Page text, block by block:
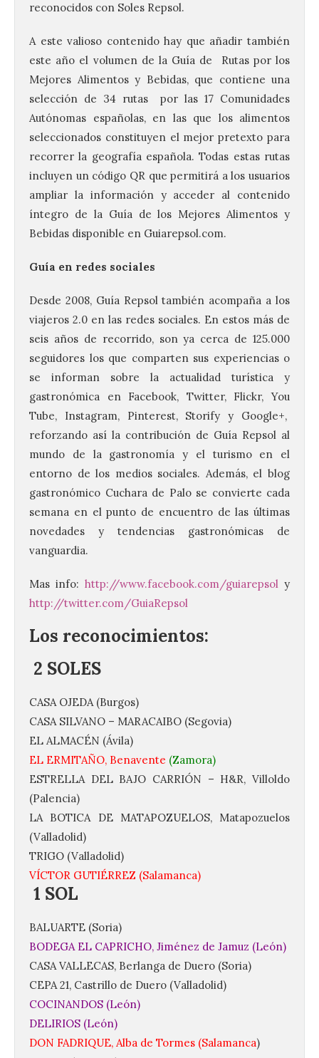
reconocidos con Soles Repsol.
A este valioso contenido hay que añadir también
este año el volumen de la Guía de Rutas por los
Mejores Alimentos y Bebidas, que contiene una
selección de 34 rutas por las 17 Comunidades
Autónomas españolas, en las que los alimentos
seleccionados constituyen el mejor pretexto para
recorrer la geografía española. Todas estas rutas
incluyen un código QR que permitirá a los usuarios
ampliar la información y acceder al contenido
íntegro de la Guía de los Mejores Alimentos y
Bebidas disponible en Guiarepsol.com.
Guía en redes sociales
Desde 2008, Guía Repsol también acompaña a los
viajeros 2.0 en las redes sociales. En estos más de
seis años de recorrido, son ya cerca de 125.000
seguidores los que comparten sus experiencias o
se informan sobre la actualidad turística y
gastronómica en Facebook, Twitter, Flickr, You
Tube, Instagram, Pinterest, Storify y Google+,
reforzando así la contribución de Guía Repsol al
mundo de la gastronomía y el turismo en el
entorno de los medios sociales. Además, el blog
gastronómico Cuchara de Palo se convierte cada
semana en el punto de encuentro de las últimas
novedades y tendencias gastronómicas de
vanguardia.
Mas info: http://www.facebook.com/guiarepsol y
http://twitter.com/GuiaRepsol
Los reconocimientos:
2 SOLES
CASA OJEDA (Burgos)
CASA SILVANO – MARACAIBO (Segovia)
EL ALMACÉN (Ávila)
EL ERMITAÑO, Benavente (Zamora)
ESTRELLA DEL BAJO CARRIÓN – H&R, Villoldo
(Palencia)
LA BOTICA DE MATAPOZUELOS, Matapozuelos
(Valladolid)
TRIGO (Valladolid)
VÍCTOR GUTIÉRREZ (Salamanca)
1 SOL
BALUARTE (Soria)
BODEGA EL CAPRICHO, Jiménez de Jamuz (León)
CASA VALLECAS, Berlanga de Duero (Soria)
CEPA 21, Castrillo de Duero (Valladolid)
COCINANDOS (León)
DELIRIOS (León)
DON FADRIQUE, Alba de Tormes (Salamanca)